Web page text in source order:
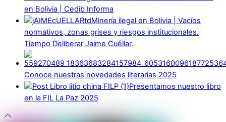
en Bolivia | Cedib Informa
Minería ilegal en Bolivia | Vacíos
normativos, zonas grises y riesgos institucionales.
Tiempo Deliberar Jaime Cuéllar.
Conoce nuestras novedades literarias 2025
Presentamos nuestro libro
en la FIL La Paz 2025